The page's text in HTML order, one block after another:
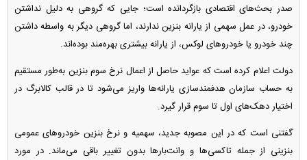
صدر بحث‌های اقتصادی بازگردانده است؛ جایی که گروهی به دلیل نداشتن
خودرو، در عمل سهمی از یارانه بنزین ندارند، اما گروهی دیگر به واسطه داشتن
چند خودرو یا خودرو‌های لوکس، از یارانه بیشتری بهره‌مند بوده‌اند.
دولت اعلام کرده است که عواید حاصل از اعمال نرخ سوم بنزین به‌طور مستقیم
به حساب سازمان هدفمندسازی یارانه‌ها واریز می‌شود تا در قالب کالابرگ در
اختیار دهک‌های اول تا سوم قرار گیرد.
گفتنی است که در این مصوبه جدید، سهمیه و نرخ بنزین خودرو‌های عمومی
بنزینی از جمله تاکسی‌ها و وانت‌بار‌ها بدون تغییر باقی می‌ماند. در مورد